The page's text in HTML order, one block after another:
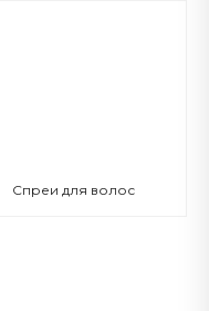
Спреи для волос